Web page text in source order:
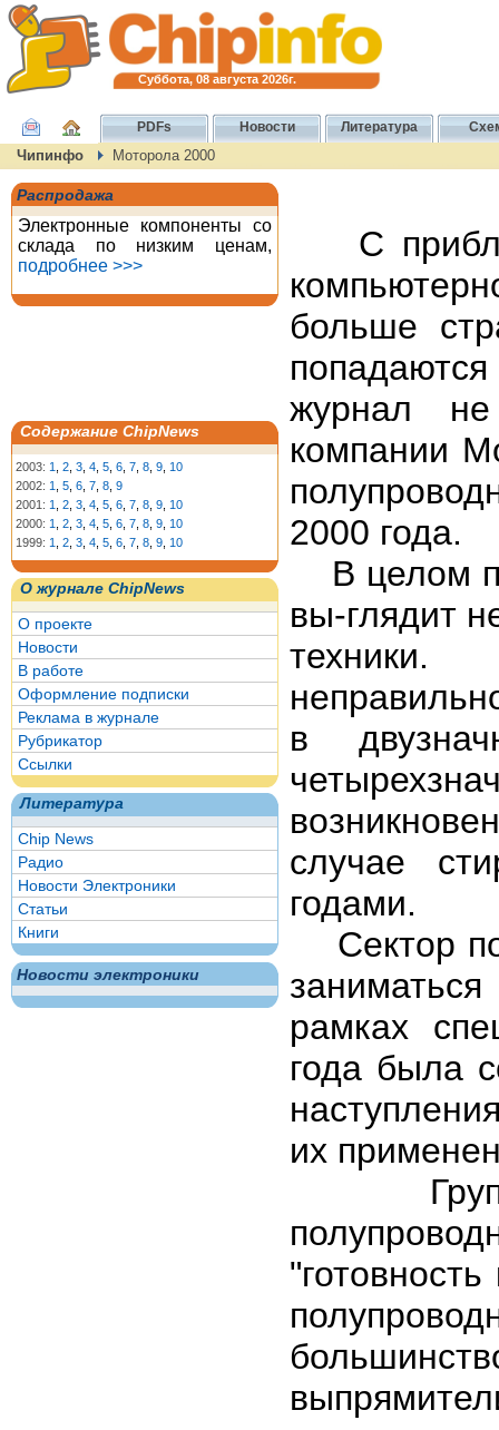
Суббота, 08 августа 2026г.
PDFs Новости Литература
Чипинфо Моторола 2000
Распродажа
Электронные компоненты со
склада по низким ценам,
подробнее >>>
Содержание ChipNews
2003: 1 2 3 4 5 6 7 8 9 10
2002: 1 5 6 7 8 9
2001: 1 2 3 4 5 6 7 8 9 10
2000: 1 2 3 4 5 6 7 8 9 10
1999: 1 2 3 4 5 6 7 8 9 10
О журнале ChipNews
О проекте
Новости
В работе
Оформление подписки
Реклама в журнале
Рубрикатор
Ссылки
Литература
Chip News
Радио
Новости Электроники
Статьи
Книги
Новости электроники
С
больше
журнал
компании
2000 года.
В целом
вы-глядит
техники.
в
случае
годами.
Сектор
рамках
года была
их
Группа